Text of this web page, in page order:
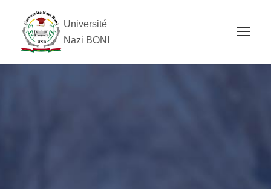
Université
Nazi BONI